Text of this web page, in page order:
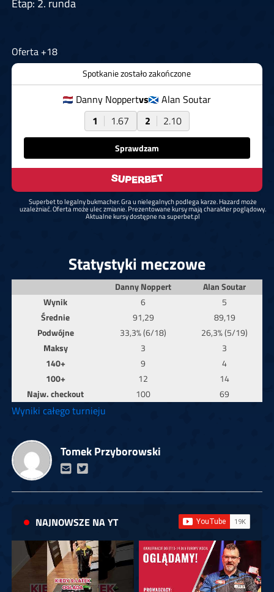
Oferta +18
Spotkanie zostało zakończone
Danny Noppertvs
Alan Soutar
1
1.67 2 2.10
Sprawdzam
Superbet to legalny bukmacher. Gra u nielegalnych podlega karze. Hazard może
uzależniać. Oferta może ulec zmianie. Prezentowane kursy mają charakter poglądowy.
Aktualne kursy dostępne na superbet.pl
Statystyki meczowe
Danny Noppert
Alan Soutar
Wynik
6
5
Średnie
91,29
89,19
Podwójne
33,3% (6/18)
26,3% (5/19)
Maksy
3
3
140+
9
4
100+
12
14
Najw. checkout
100 69
Wyniki całego turnieju
Tomek Przyborowski
NAJNOWSZE NA YT